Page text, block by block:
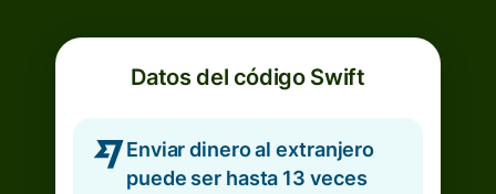
Datos del código Swift
Enviar dinero al extranjero
puede ser hasta 13 veces